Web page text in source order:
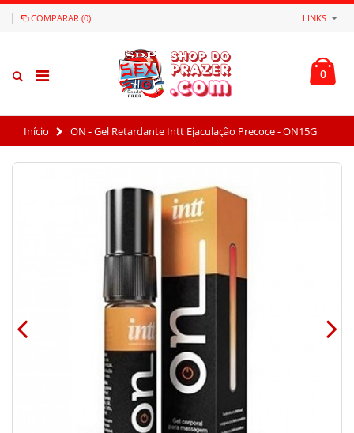
COMPARAR (0) LINKS
0
Início ON - Gel Retardante Intt Ejaculação Precoce - ON15G